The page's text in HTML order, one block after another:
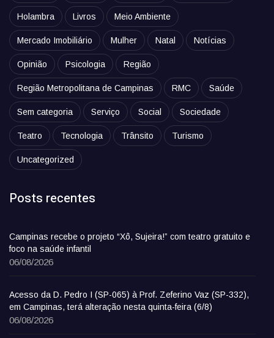
Holambra Livros Meio Ambiente
Mercado Imobiliário Mulher Natal Notícias
Opinião Psicologia Região
Região Metropolitana de Campinas RMC Saúde
Sem categoria Serviço Social Sociedade
Teatro Tecnologia Trânsito Turismo
Uncategorized
Posts recentes
Campinas recebe o projeto “Xô, Sujeira!” com teatro gratuito e
foco na saúde infantil
06/08/2026
Acesso da D. Pedro I (SP-065) à Prof. Zeferino Vaz (SP-332),
em Campinas, terá alteração nesta quinta-feira (6/8)
06/08/2026